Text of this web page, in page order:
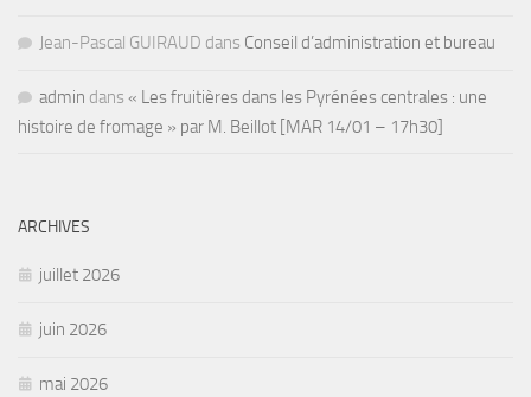
Jean-Pascal GUIRAUD dans Conseil d’administration et bureau
admin dans « Les fruitières dans les Pyrénées centrales : une
histoire de fromage » par M. Beillot [MAR 14/01 – 17h30]
ARCHIVES
juillet 2026
juin 2026
mai 2026